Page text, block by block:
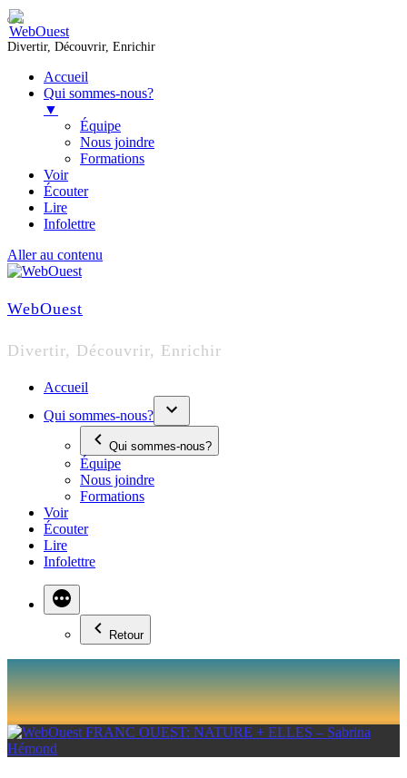
Divertir, Découvrir, Enrichir
Accueil
Qui sommes-nous?
▼
Équipe
Nous joindre
Formations
Voir
Écouter
Lire
Infolettre
Aller au contenu
WebOuest
Divertir, Découvrir, Enrichir
Accueil
Qui sommes-nous?
Qui sommes-nous?
Équipe
Nous joindre
Formations
Voir
Écouter
Lire
Infolettre
Retour